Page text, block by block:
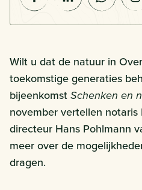
Wilt u dat de natuur in
toekomstige generaties
bijeenkomst Schenken en
november vertellen notaris
directeur Hans Pohlmann
meer over de
dragen.